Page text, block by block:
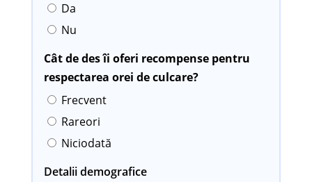
Da
Nu
Cât de des îi oferi recompense pentru
respectarea orei de culcare?
Frecvent
Rareori
Niciodată
Detalii demografice